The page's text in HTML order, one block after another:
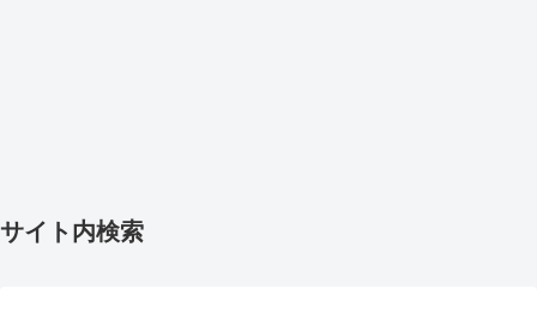
サイト内検索